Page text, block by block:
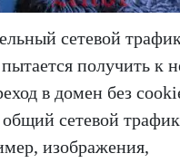
сетевой
пытается получить к
в домен без
сетевой
изображения,